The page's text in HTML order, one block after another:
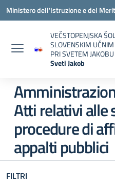
Vai ai contenuti
Vai al menu di navigazione
Vai al footer
Ministero dell'Istruzione e del
VEČSTOPENJSKA
SLOVENSKIM
PRI SVETEM JAKOBU
Sveti Jakob
Atti relativi alle
procedure di
appalti pubblici
FILTRI